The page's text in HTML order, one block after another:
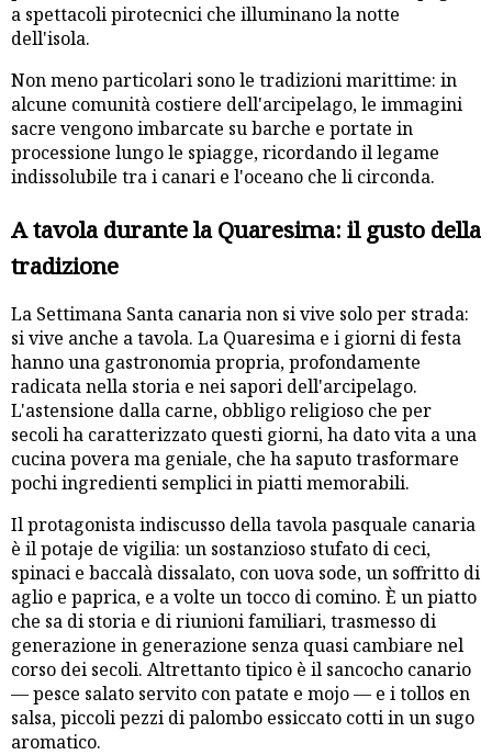
a spettacoli pirotecnici che illuminano la notte
dell'isola.
Non meno particolari sono le tradizioni marittime: in
alcune comunità costiere dell'arcipelago, le immagini
sacre vengono imbarcate su barche e portate in
processione lungo le spiagge, ricordando il legame
indissolubile tra i canari e l'oceano che li circonda.
A tavola durante la Quaresima: il gusto della
tradizione
La Settimana Santa canaria non si vive solo per strada:
si vive anche a tavola. La Quaresima e i giorni di festa
hanno una gastronomia propria, profondamente
radicata nella storia e nei sapori dell'arcipelago.
L'astensione dalla carne, obbligo religioso che per
secoli ha caratterizzato questi giorni, ha dato vita a una
cucina povera ma geniale, che ha saputo trasformare
pochi ingredienti semplici in piatti memorabili.
Il protagonista indiscusso della tavola pasquale canaria
è il potaje de vigilia: un sostanzioso stufato di ceci,
spinaci e baccalà dissalato, con uova sode, un soffritto di
aglio e paprica, e a volte un tocco di comino. È un piatto
che sa di storia e di riunioni familiari, trasmesso di
generazione in generazione senza quasi cambiare nel
corso dei secoli. Altrettanto tipico è il sancocho canario
— pesce salato servito con patate e mojo — e i tollos en
salsa, piccoli pezzi di palombo essiccato cotti in un sugo
aromatico.